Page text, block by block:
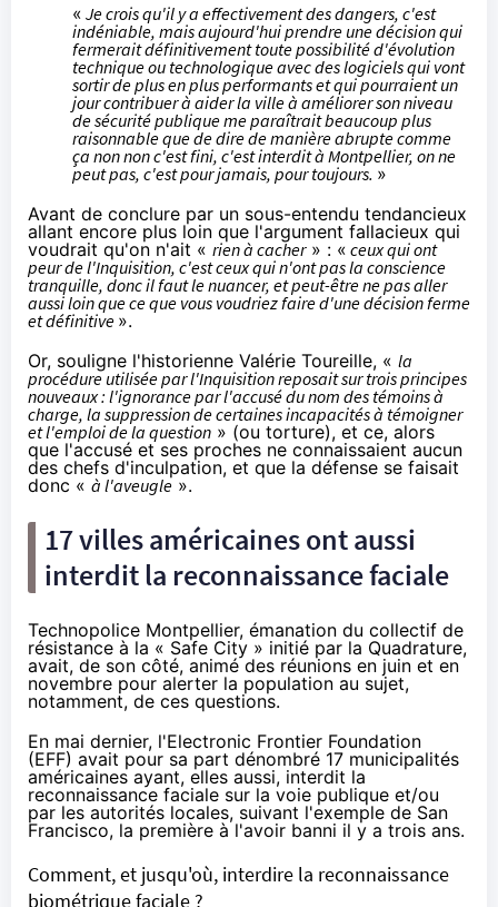
« Je crois qu'il y a effectivement des dangers, c'est
indéniable, mais aujourd'hui prendre une décision qui
fermerait définitivement toute possibilité d'évolution
technique ou technologique avec des logiciels qui vont
sortir de plus en plus performants et qui pourraient un
jour contribuer à aider la ville à améliorer son niveau
de sécurité publique me paraîtrait beaucoup plus
raisonnable que de dire de manière abrupte comme
ça non non c'est fini, c'est interdit à Montpellier, on ne
peut pas, c'est pour jamais, pour toujours. »
Avant de conclure par un sous-entendu tendancieux
allant encore plus loin que l'argument fallacieux qui
voudrait qu'on n'ait « rien à cacher» : « ceux qui ont
peur de l'Inquisition, c'est ceux qui n'ont pas la conscience
tranquille, donc il faut le nuancer, et peut-être ne pas aller
aussi loin que ce que vous voudriez faire d'une décision ferme
et définitive ».
Or, souligne l'historienne Valérie Toureille, « la
procédure utilisée par l'Inquisition reposait sur trois principes
nouveaux : l'ignorance par l'accusé du nom des témoins à
charge, la suppression de certaines incapacités à témoigner
et l'emploi de la question » (ou torture), et ce, alors
que l'accusé et ses proches ne connaissaient aucun
des chefs d'inculpation, et que la défense se faisait
donc « à l'aveugle ».
17 villes américaines ont aussi
interdit la reconnaissance faciale
Technopolice Montpellier, émanation du collectif de
résistance à la « Safe City » initié par la Quadrature,
avait, de son côté, animé des réunions en juin et en
novembre pour alerter la population au sujet,
notamment, de ces questions.
En mai dernier, l'Electronic Frontier Foundation
(EFF) avait pour sa part dénombré 17 municipalités
américaines ayant, elles aussi, interdit la
reconnaissance faciale sur la voie publique et/ou
par les autorités locales, suivant l'exemple de San
Francisco, la première à l'avoir banni il y a trois ans.
Comment, et jusqu'où, interdire la reconnaissance
biométrique faciale ?